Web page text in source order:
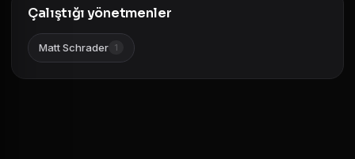
Çalıştığı yönetmenler
Matt Schrader 1